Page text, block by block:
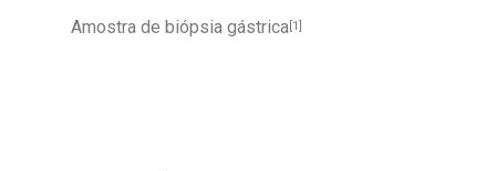
Amostra de biópsia gástrica[1]